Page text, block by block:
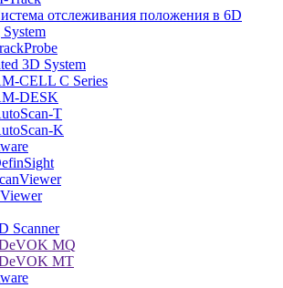
отслеживания положения в 6D
3D System
CELL C Series
DESK
T
K
Scanner
MQ
MT